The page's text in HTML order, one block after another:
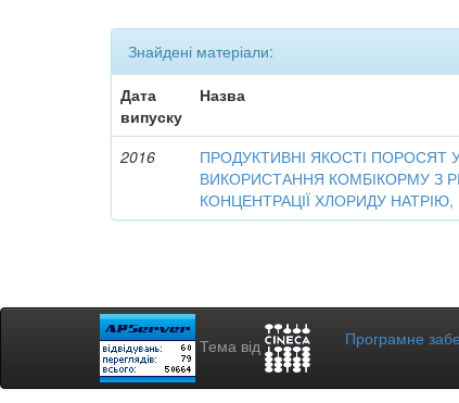
Знайдені матеріали:
Дата
випуску
Назва
2016
ПРОДУКТИВНІ ЯКОСТІ ПОРОСЯТ У
ВИКОРИСТАННЯ КОМБІКОРМУ З
КОНЦЕНТРАЦІЇ ХЛОРИДУ
Тема від Програмне